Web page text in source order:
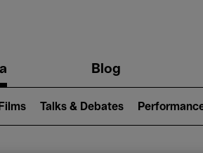
Blog
Films Talks & Debates